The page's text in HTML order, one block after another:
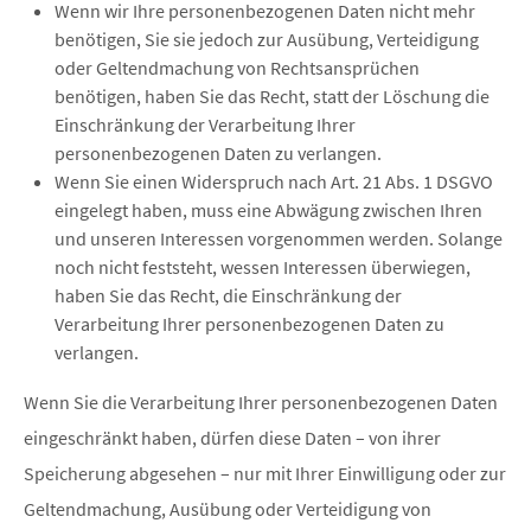
Wenn wir Ihre personenbezogenen Daten nicht mehr
benötigen, Sie sie jedoch zur Ausübung, Verteidigung
oder Geltendmachung von Rechtsansprüchen
benötigen, haben Sie das Recht, statt der Löschung die
Einschränkung der Verarbeitung Ihrer
personenbezogenen Daten zu verlangen.
Wenn Sie einen Widerspruch nach Art. 21 Abs. 1 DSGVO
eingelegt haben, muss eine Abwägung zwischen Ihren
und unseren Interessen vorgenommen werden. Solange
noch nicht feststeht, wessen Interessen überwiegen,
haben Sie das Recht, die Einschränkung der
Verarbeitung Ihrer personenbezogenen Daten zu
verlangen.
Wenn Sie die Verarbeitung Ihrer personenbezogenen Daten
eingeschränkt haben, dürfen diese Daten – von ihrer
Speicherung abgesehen – nur mit Ihrer Einwilligung oder zur
Geltendmachung, Ausübung oder Verteidigung von